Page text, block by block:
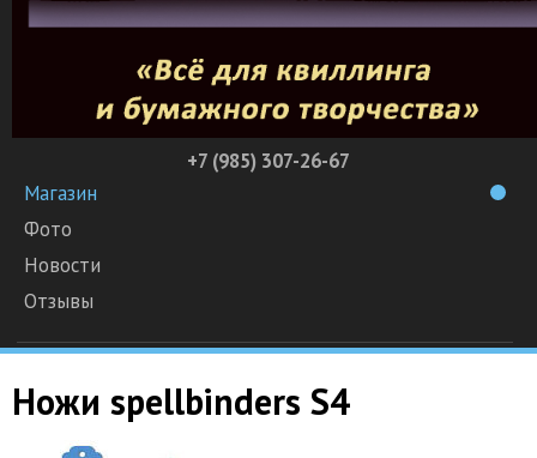
+7 (985) 307-26-67
Магазин
Фото
Новости
Отзывы
Ножи spellbinders S4